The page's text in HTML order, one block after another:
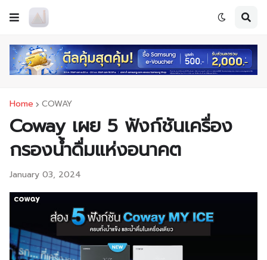
Home COWAY
Coway เผย 5 ฟังก์ชันเครื่อง
กรองน้ำดื่มแห่งอนาคต
January 03, 2024